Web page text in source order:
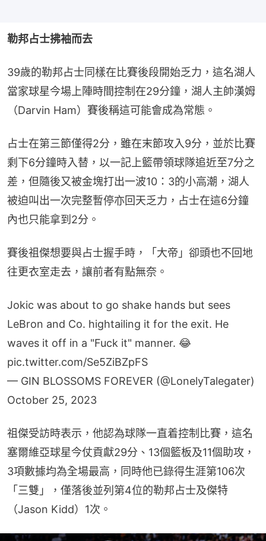
勒邦占士拂袖而去
39歲的勒邦占士同樣在比賽後段開始乏力，這名湖人
當家球星今場上陣時間控制在29分鐘，湖人主帥漢姆
（Darvin Ham）賽後稱這可能會成為常態。
占士在第三節僅得2分，雖在末節攻入9分，並於比賽
剩下6分鐘時入替，以一記上籃帶領球隊追近至7分之
差，但隨後又被金塊打出一波10：3的小高潮，湖人
被迫叫出一次完整暫停亦回天乏力，占士在這6分鐘
內也只能拿到2分。
賽後祖傑想要與占士握手時，「大帝」卻頭也不回地
往更衣室走去，讓前者有點無奈。
Jokic was about to go shake hands but sees
LeBron and Co. hightailing it for the exit. He
waves it off in a "Fuck it" manner. 😂
pic.twitter.com/Se5ZiBZpFS
— GIN BLOSSOMS FOREVER (@LonelyTalegater)
October 25, 2023
祖傑受訪時表示，他認為球隊一直着控制比賽，這名
塞爾維亞球星今仗貢獻29分、13個籃板及11個助攻，
3項數據均為全場最高，同時他已錄得生涯第106次
「三雙」，僅落後並列第4位的勒邦占士及傑特
（Jason Kidd）1次。